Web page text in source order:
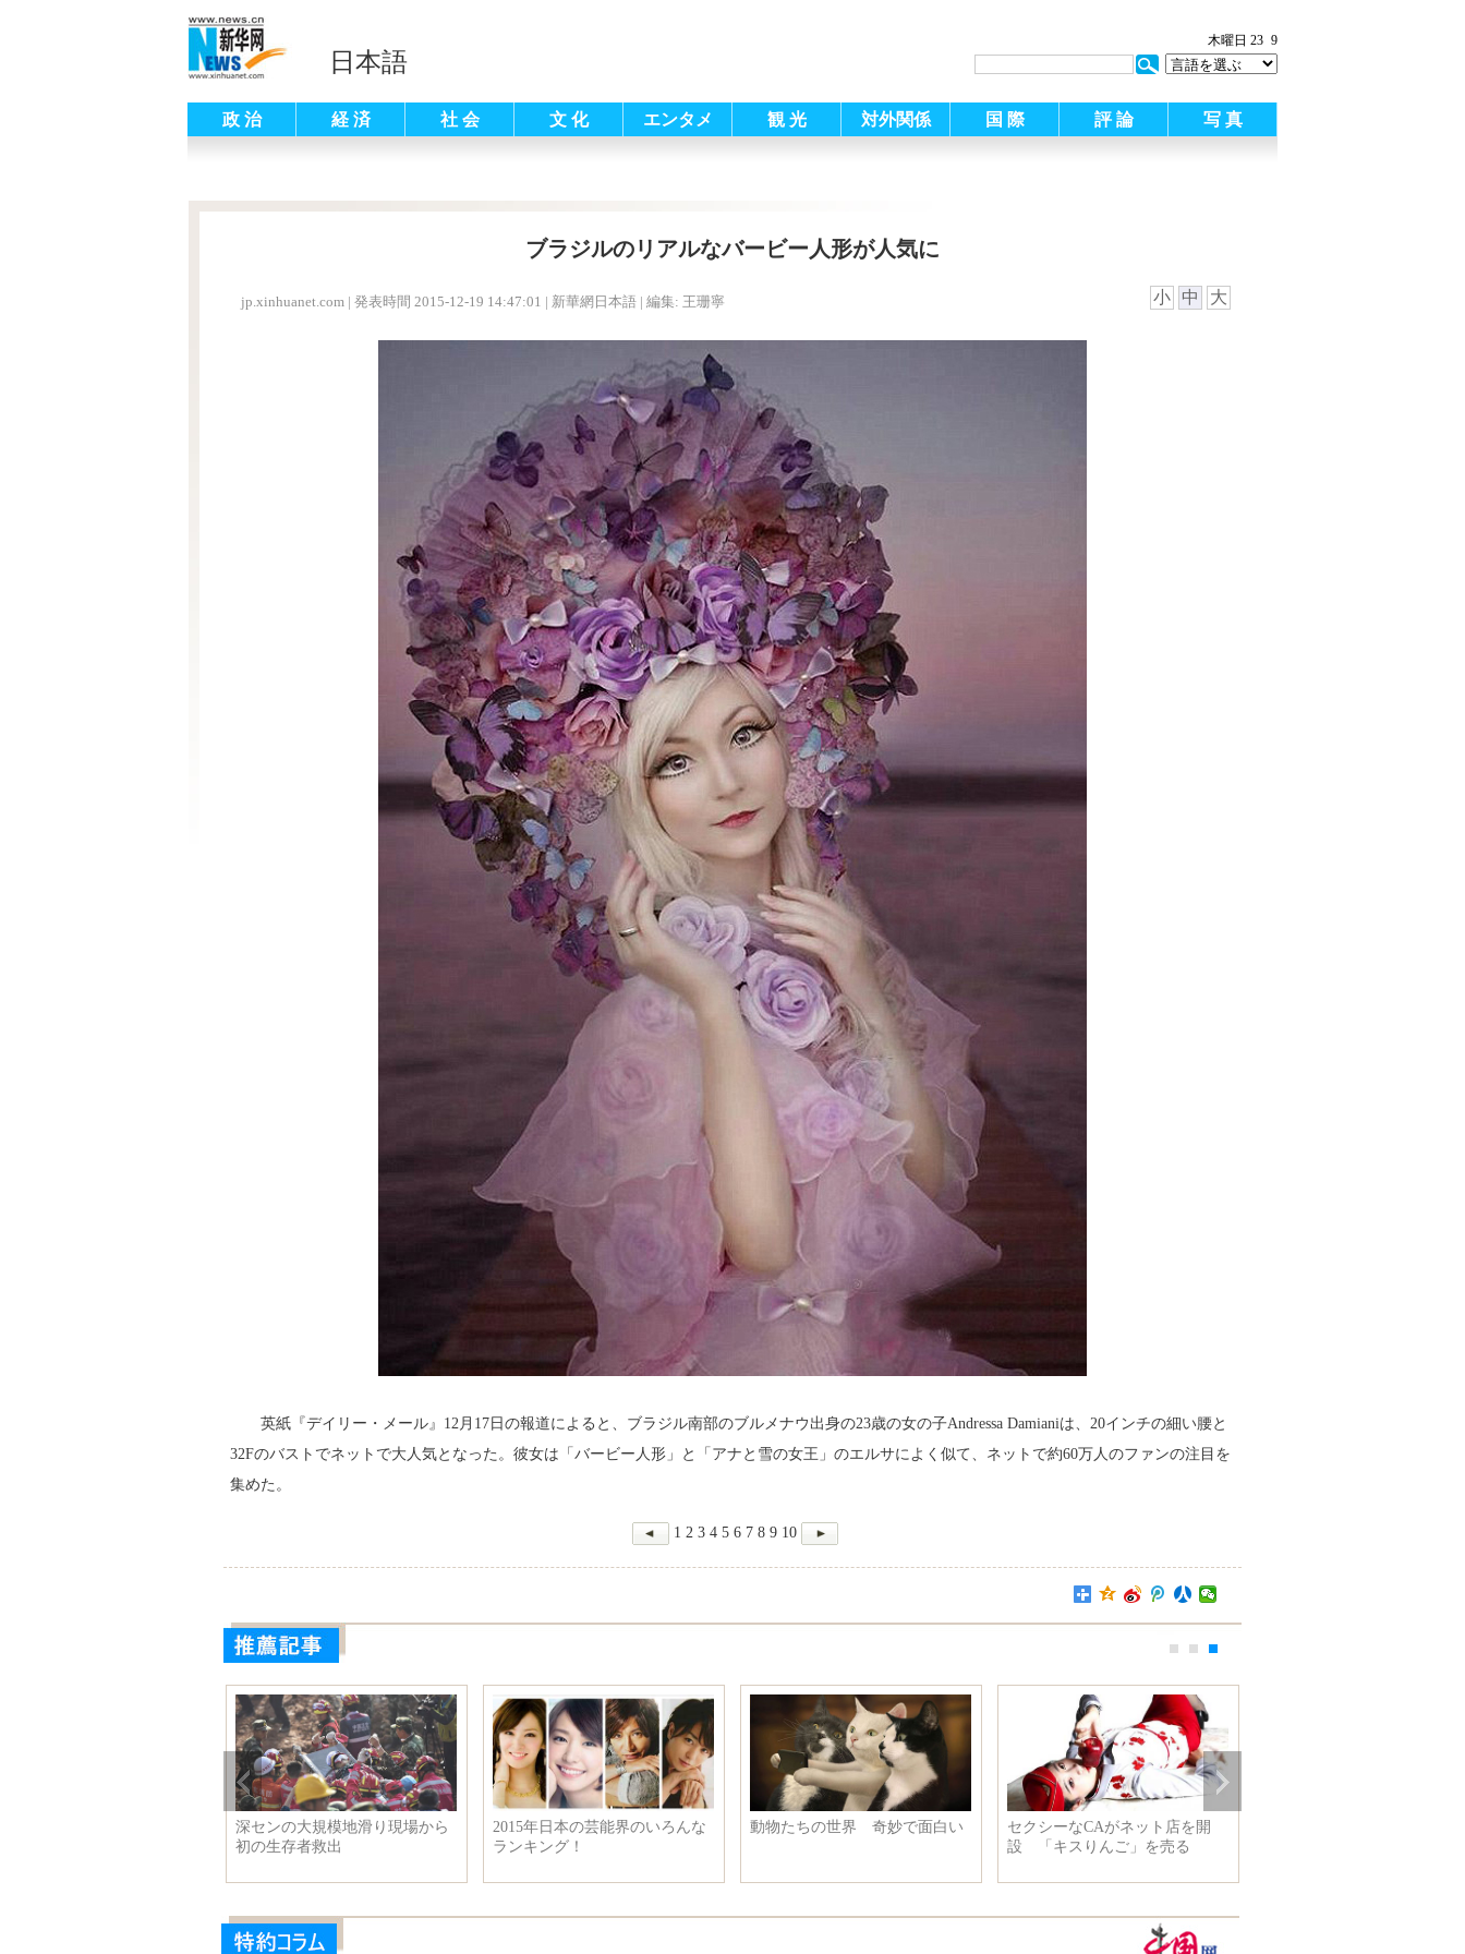
日本語
木曜日 23 9
政 治 経 済 社 会 文 化 エンタメ 観 光 対外関係 国 際 評 論 写 真
ブラジルのリアルなバービー人形が人気に
jp.xinhuanet.com | 発表時間 2015-12-19 14:47:01 | 新華網日本語 | 編集: 王珊寧 小 中 大
英紙『デイリー・メール』12月17日の報道によると、ブラジル南部のブルメナウ出身の23歳の女の子Andressa Damianiは、20インチの細い腰と
32Fのバストでネットで大人気となった。彼女は「バービー人形」と「アナと雪の女王」のエルサによく似て、ネットで約60万人のファンの注目を
集めた。
1 2 3 4 5 6 7 8 9 10
人気スターにファッションの着
こなし方を習おう！
感心させられる 眠りの神と言
【2015年末写真集】萌える人気
李克強総理、中央都市工作会議
で重要な談話を発表
深センの大規模地滑り現場から
初の生存者救出